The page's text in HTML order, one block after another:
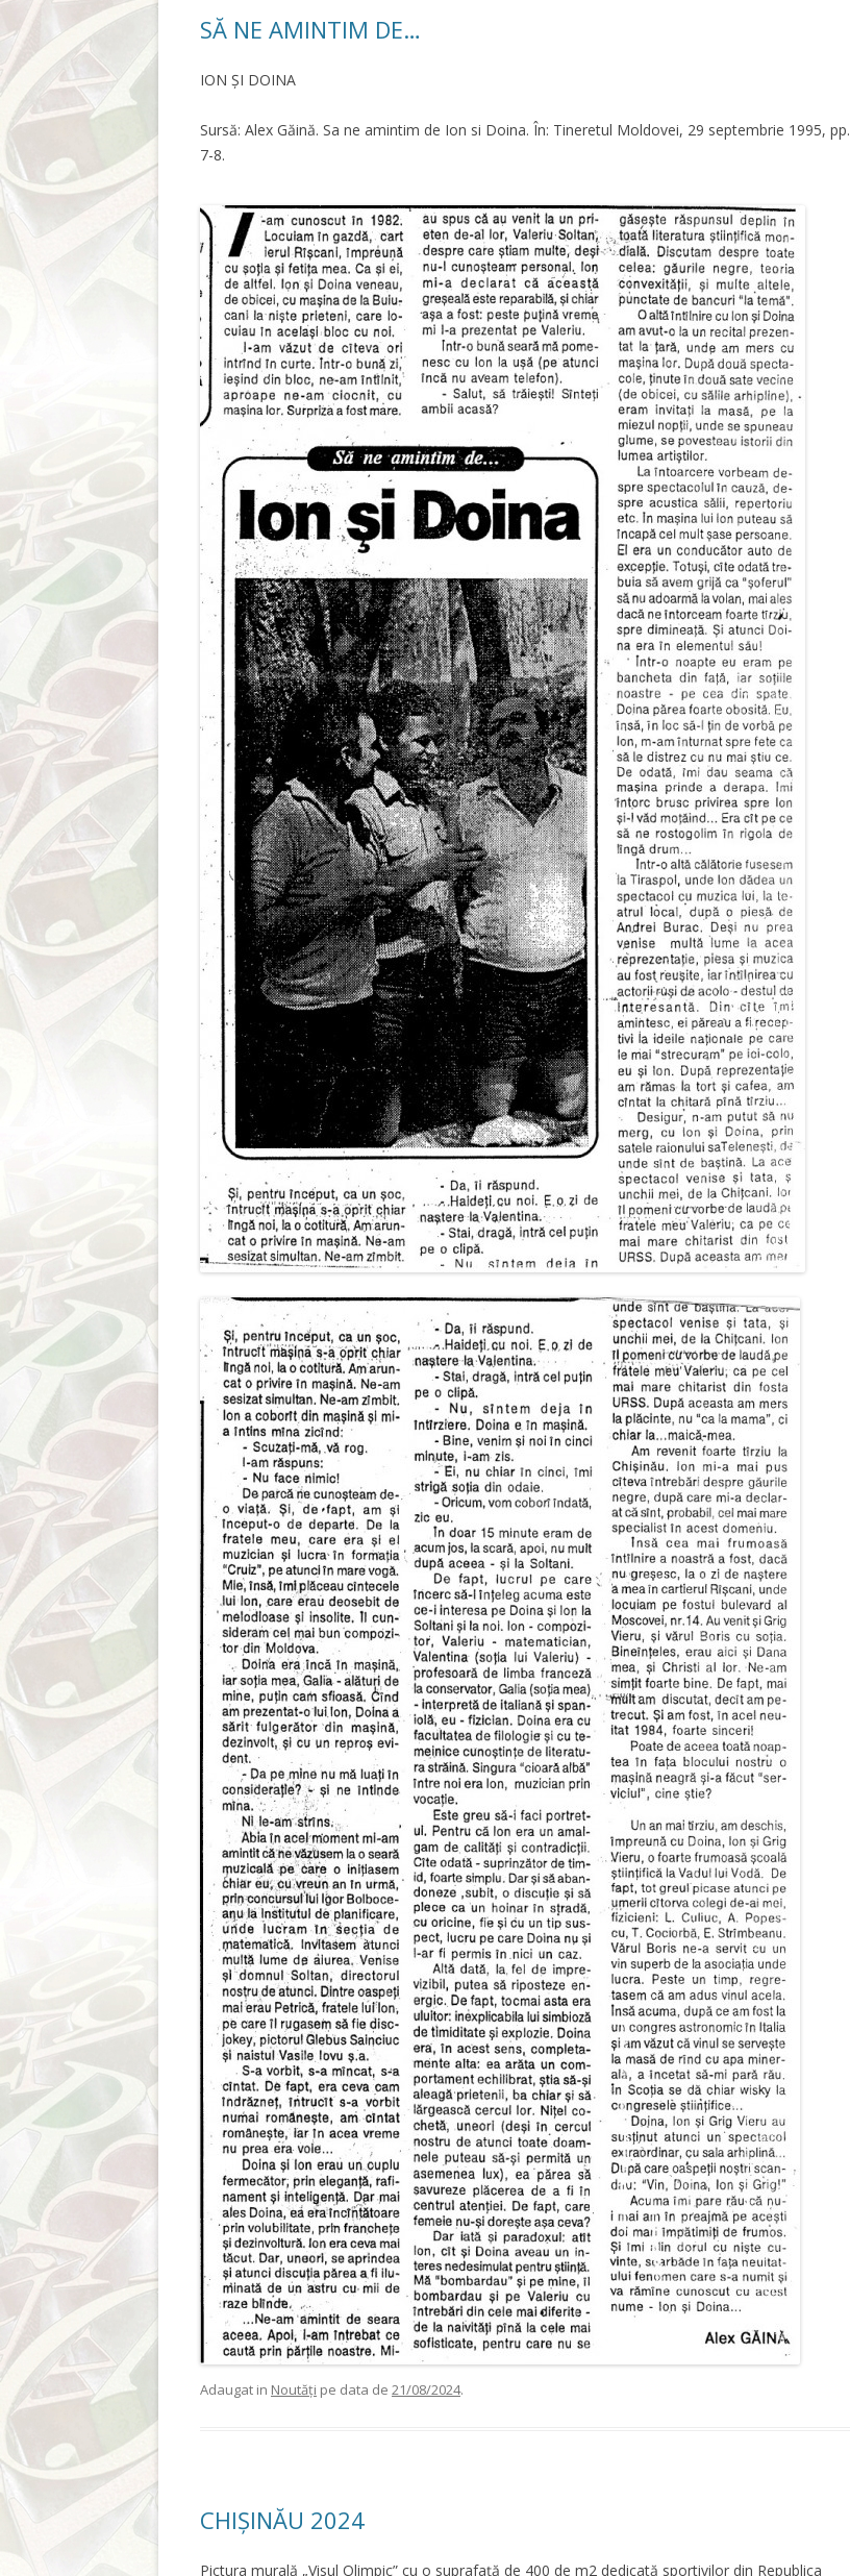
SĂ NE AMINTIM DE…
ION ȘI DOINA
Sursă: Alex Găină. Sa ne amintim de Ion si Doina. În: Tineretul Moldovei, 29 septembrie 1995, pp.
7-8.
Adaugat in Noutăți pe data de 21/08/2024.
CHIȘINĂU 2024
Pictura murală „Visul Olimpic” cu o suprafață de 400 de m2 dedicată sportivilor din Republica